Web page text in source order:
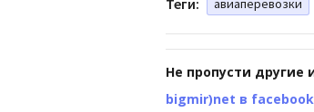
авиаперевозки
Не пропусти другие
bigmir)net в facebook